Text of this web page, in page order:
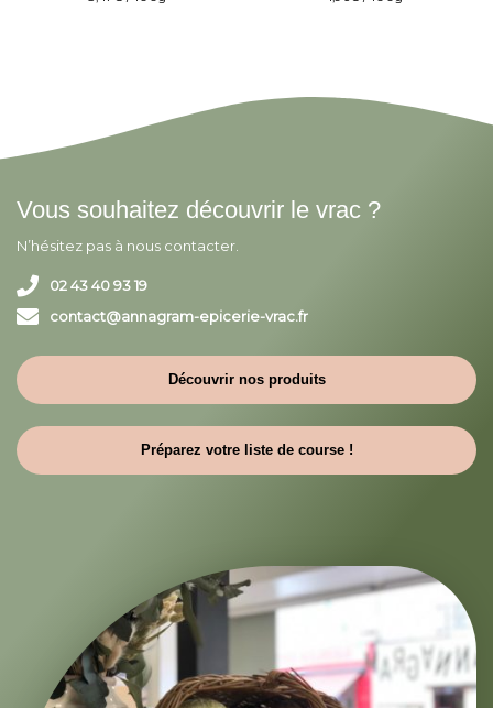
Vous souhaitez découvrir le vrac ?
N’hésitez pas à nous contacter.
02 43 40 93 19
contact@annagram-epicerie-vrac.fr
Découvrir nos produits
Préparez votre liste de course !